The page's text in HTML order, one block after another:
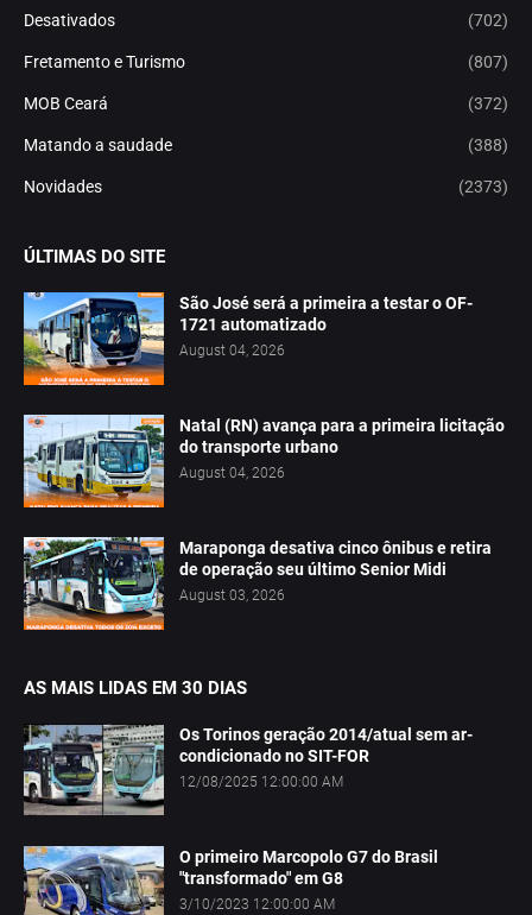
Desativados (702)
Fretamento e Turismo (807)
MOB Ceará (372)
Matando a saudade (388)
Novidades (2373)
ÚLTIMAS DO SITE
São José será a primeira a testar o OF-
1721 automatizado
August 04, 2026
Natal (RN) avança para a primeira licitação
do transporte urbano
August 04, 2026
Maraponga desativa cinco ônibus e retira
de operação seu último Senior Midi
August 03, 2026
AS MAIS LIDAS EM 30 DIAS
Os Torinos geração 2014/atual sem ar-
condicionado no SIT-FOR
12/08/2025 12:00:00 AM
O primeiro Marcopolo G7 do Brasil
"transformado" em G8
3/10/2023 12:00:00 AM